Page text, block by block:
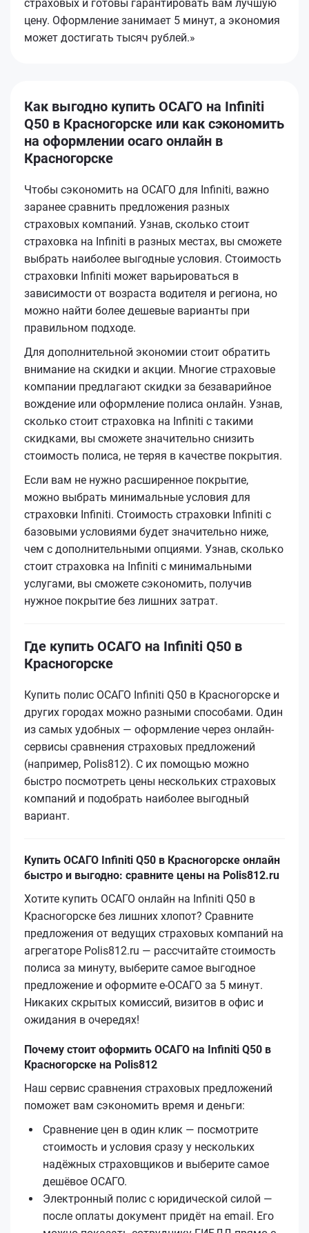
страховых и готовы гарантировать вам лучшую
цену. Оформление занимает 5 минут, а экономия
может достигать тысяч рублей.»
Как выгодно купить ОСАГО на Infiniti
Q50 в Красногорске или как сэкономить
на оформлении осаго онлайн в
Красногорске
Чтобы сэкономить на ОСАГО для Infiniti, важно
заранее сравнить предложения разных
страховых компаний. Узнав, сколько стоит
страховка на Infiniti в разных местах, вы сможете
выбрать наиболее выгодные условия. Стоимость
страховки Infiniti может варьироваться в
зависимости от возраста водителя и региона, но
можно найти более дешевые варианты при
правильном подходе.
Для дополнительной экономии стоит обратить
внимание на скидки и акции. Многие страховые
компании предлагают скидки за безаварийное
вождение или оформление полиса онлайн. Узнав,
сколько стоит страховка на Infiniti с такими
скидками, вы сможете значительно снизить
стоимость полиса, не теряя в качестве покрытия.
Если вам не нужно расширенное покрытие,
можно выбрать минимальные условия для
страховки Infiniti. Стоимость страховки Infiniti с
базовыми условиями будет значительно ниже,
чем с дополнительными опциями. Узнав, сколько
стоит страховка на Infiniti с минимальными
услугами, вы сможете сэкономить, получив
нужное покрытие без лишних затрат.
Где купить ОСАГО на Infiniti Q50 в
Красногорске
Купить полис ОСАГО Infiniti Q50 в Красногорске и
других городах можно разными способами. Один
из самых удобных — оформление через онлайн-
сервисы сравнения страховых предложений
(например, Polis812). С их помощью можно
быстро посмотреть цены нескольких страховых
компаний и подобрать наиболее выгодный
вариант.
Купить ОСАГО Infiniti Q50 в Красногорске онлайн
быстро и выгодно: сравните цены на Polis812.ru
Хотите купить ОСАГО онлайн на Infiniti Q50 в
Красногорске без лишних хлопот? Сравните
предложения от ведущих страховых компаний на
агрегаторе Polis812.ru — рассчитайте стоимость
полиса за минуту, выберите самое выгодное
предложение и оформите е‑ОСАГО за 5 минут.
Никаких скрытых комиссий, визитов в офис и
ожидания в очередях!
Почему стоит оформить ОСАГО на Infiniti Q50 в
Красногорске на Polis812
Наш сервис сравнения страховых предложений
поможет вам сэкономить время и деньги:
Сравнение цен в один клик — посмотрите
стоимость и условия сразу у нескольких
надёжных страховщиков и выберите самое
дешёвое ОСАГО.
Электронный полис с юридической силой —
после оплаты документ придёт на email. Его